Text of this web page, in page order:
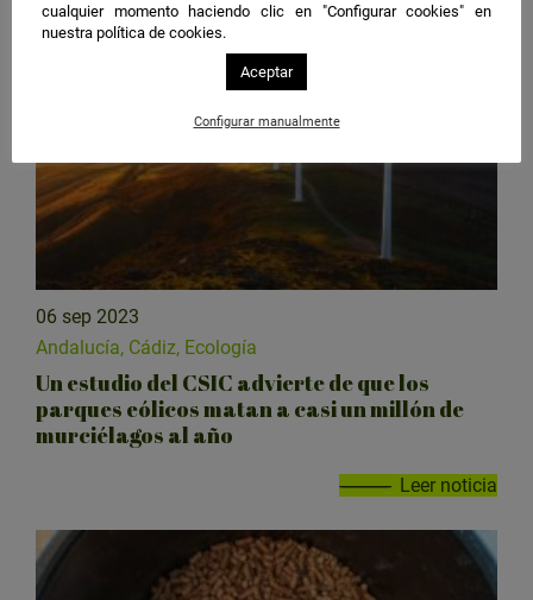
06 sep 2023
Andalucía, Cádiz, Ecología
Un estudio del CSIC advierte de que los
parques eólicos matan a casi un millón de
murciélagos al año
Leer noticia
cualquier momento haciendo clic en "Configurar cookies" en
nuestra política de cookies.
Aceptar
Configurar manualmente